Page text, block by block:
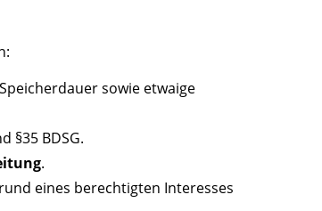
sowie etwaige
§35 BDSG.
.
eines berechtigten Interesses